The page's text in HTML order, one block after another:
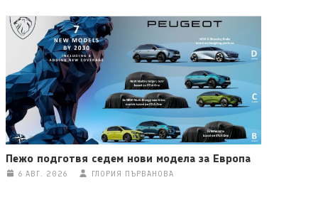
Пежо подготвя седем нови модела за Европа
6 АВГ. 2026 ГЛОРИЯ ПЪРВАНОВА